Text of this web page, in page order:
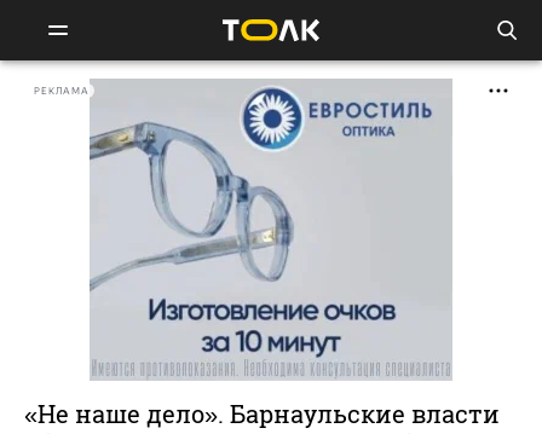
РЕКЛАМА
«Не наше дело». Барнаульские власти